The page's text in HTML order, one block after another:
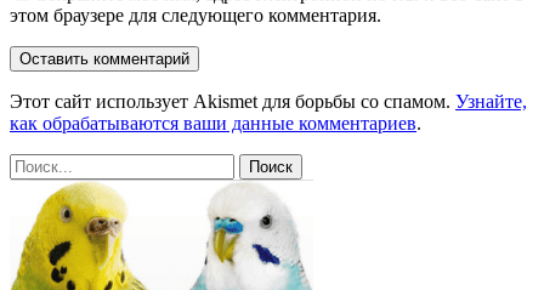
этом браузере для следующего комментария.
Этот сайт использует Akismet для борьбы со спамом. Узнайте,
как обрабатываются ваши данные комментариев.